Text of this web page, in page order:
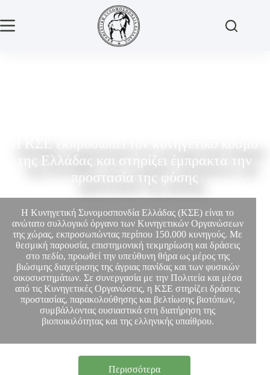
της Ελλάδας και στηρίζει έμπρακτα την
προστασία της φύσης
Η Κυνηγετική Συνομοσπονδία Ελλάδας (ΚΣΕ) είναι το
ανώτατο συλλογικό όργανο των Κυνηγετικών Οργανώσεων
της χώρας, εκπροσωπώντας περίπου 150.000 κυνηγούς. Με
θεσμική παρουσία, επιστημονική τεκμηρίωση και δράσεις
στο πεδίο, προωθεί την υπεύθυνη θήρα ως μέρος της
βιώσιμης διαχείρισης της άγριας πανίδας και των φυσικών
οικοσυστημάτων. Σε συνεργασία με την Πολιτεία και μέσα
από τις Κυνηγετικές Οργανώσεις, η ΚΣΕ στηρίζει δράσεις
προστασίας, παρακολούθησης και βελτίωσης βιοτόπων,
συμβάλλοντας ουσιαστικά στη διατήρηση της
βιοποικιλότητας και της ελληνικής υπαίθρου.
Περισσότερα